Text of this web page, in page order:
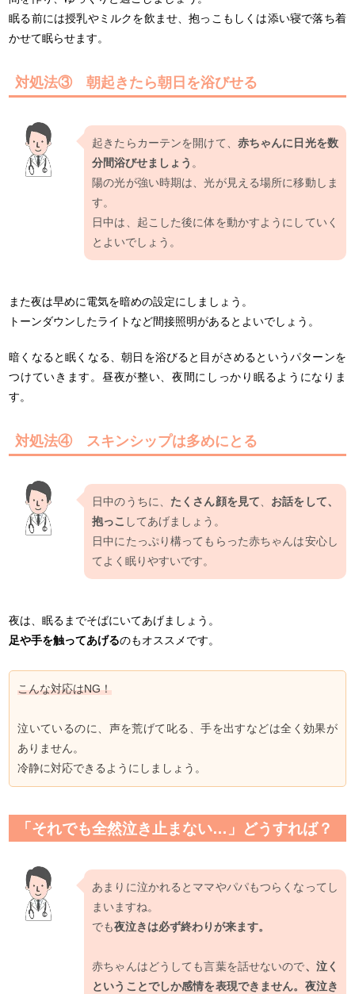
眠る前には授乳やミルクを飲ませ、抱っこもしくは添い寝で落ち着
かせて眠らせます。
対処法③ 朝起きたら朝日を浴びせる
起きたらカーテンを開けて、 赤ちゃんに日光を数
分間浴びせましょう 。
陽の光が強い時期は、光が見える場所に移動しま
す。
日中は、起こした後に体を動かすようにしていく
とよいでしょう。
また夜は早めに電気を暗めの設定にしましょう。
トーンダウンしたライトなど間接照明があるとよいでしょう。
暗くなると眠くなる、朝日を浴びると目がさめるというパターンを
つけていきます。昼夜が整い、夜間にしっかり眠るようになりま
す。
対処法④ スキンシップは多めにとる
日中のうちに、 たくさん顔を見て
お話をして、
抱っこ してあげましょう。
日中にたっぷり構ってもらった赤ちゃんは安心し
てよく眠りやすいです。
夜は、眠るまでそばにいてあげましょう。
足や手を触ってあげるのもオススメです。
こんな対応はNG！
泣いているのに、声を荒げて叱る、手を出すなどは全く効果が
ありません。
冷静に対応できるようにしましょう。
「それでも全然泣き止まない…」どうすれば？
あまりに泣かれるとママやパパもつらくなってし
まいますね。
でも夜泣きは必ず終わりが来ます。
赤ちゃんはどうしても言葉を話せないので、泣く
ということでしか感情を表現できません。夜泣き